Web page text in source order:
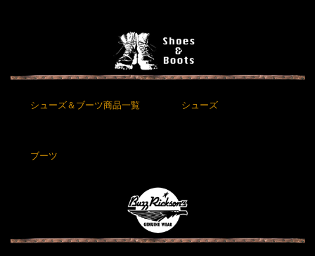
シューズ＆ブーツ商品一覧 シューズ
ブーツ